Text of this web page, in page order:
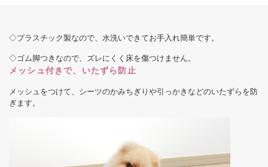
◇プラスチック製なので、水洗いできてお手入れ簡単です。
◇ゴム脚つきなので、ズレにくく床を傷つけません。
メッシュ付きで、いたずら防止
メッシュをつけて、シーツのかみちぎりや引っかきなどのいたずらを防
ぎます。